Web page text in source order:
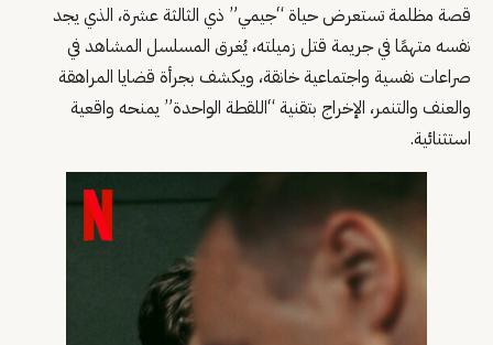
قصة مظلمة تستعرض حياة “جيمي” ذي الثالثة عشرة، الذي يجد
نفسه متهمًا في جريمة قتل زميلته، يُغرق المسلسل المشاهد في
صراعات نفسية واجتماعية خانقة، ويكشف بجرأة قضايا المراهقة
والعنف والتنمر، الإخراج بتقنية “اللقطة الواحدة” يمنحه واقعية
استثنائية.